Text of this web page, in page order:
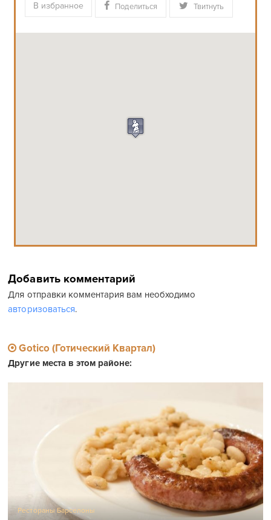
В избранное Поделиться Твитнуть
Добавить комментарий
Для отправки комментария вам необходимо
авторизоваться.
Gotico (Готический Квартал)
Другие места в этом районе:
Рестораны Барселоны